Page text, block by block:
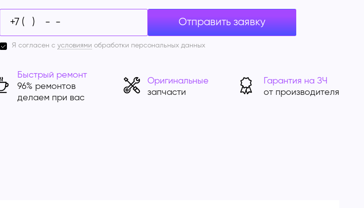
Я согласен с условиями обработки персональных данных
Быстрый ремонт
96% ремонтов
делаем при вас
Оригинальные
запчасти
Гарантия на ЗЧ
от производителя